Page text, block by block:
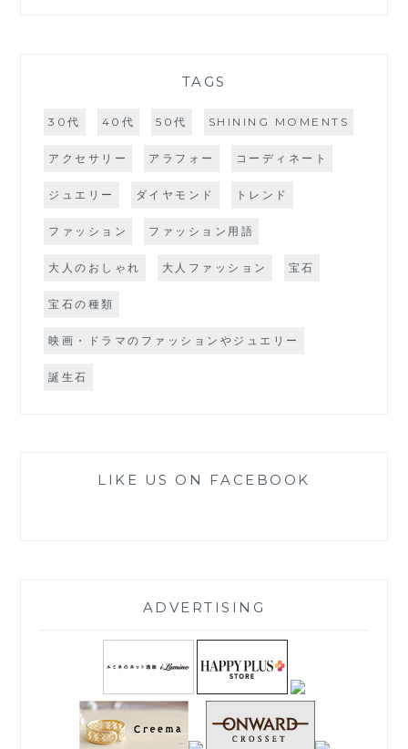
TAGS
30代 40代 50代 SHINING MOMENTS
アクセサリー アラフォー コーディネート
ジュエリー ダイヤモンド トレンド
ファッション ファッション用語
大人のおしゃれ 大人ファッション 宝石
宝石の種類
映画・ドラマのファッションやジュエリー
誕生石
LIKE US ON FACEBOOK
ADVERTISING